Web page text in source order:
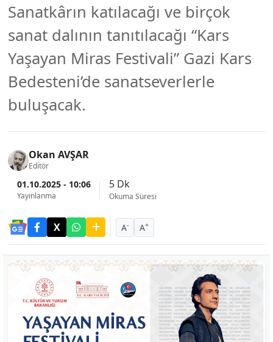
Sanatkârın katılacağı ve birçok
sanat dalının tanıtılacağı “Kars
Yaşayan Miras Festivali” Gazi Kars
Bedesteni’de sanatseverlerle
buluşacak.
Okan AVŞAR
Editör
01.10.2025 - 10:06
Yayınlanma
5 Dk
Okuma Süresi
A- A+